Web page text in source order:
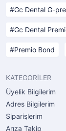
Gc Dental G-
Gc Dental
Premio Bond
KATEGORİLER
Üyelik Bilgilerim
Adres Bilgilerim
Siparişlerim
Arıza Takip